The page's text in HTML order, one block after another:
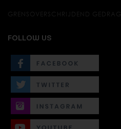
GRENSOVERSCHRIJDEND GEDRAG
FOLLOW US